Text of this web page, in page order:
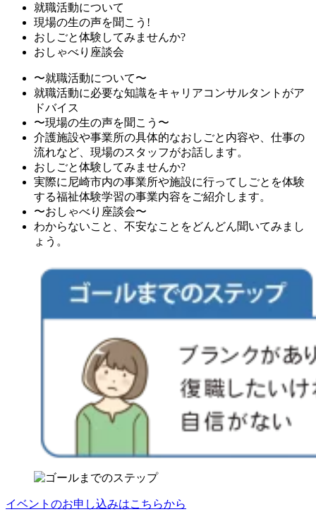
就職活動について
現場の生の声を聞こう!
おしごと体験してみませんか?
おしゃべり座談会
〜就職活動について〜
就職活動に必要な知識をキャリアコンサルタントがア
ドバイス
〜現場の生の声を聞こう〜
介護施設や事業所の具体的なおしごと内容や、仕事の
流れなど、現場のスタッフがお話します。
おしごと体験してみませんか?
実際に尼崎市内の事業所や施設に行ってしごとを体験
する福祉体験学習の事業内容をご紹介します。
〜おしゃべり座談会〜
わからないこと、不安なことをどんどん聞いてみまし
ょう。
イベントのお申し込みはこちらから